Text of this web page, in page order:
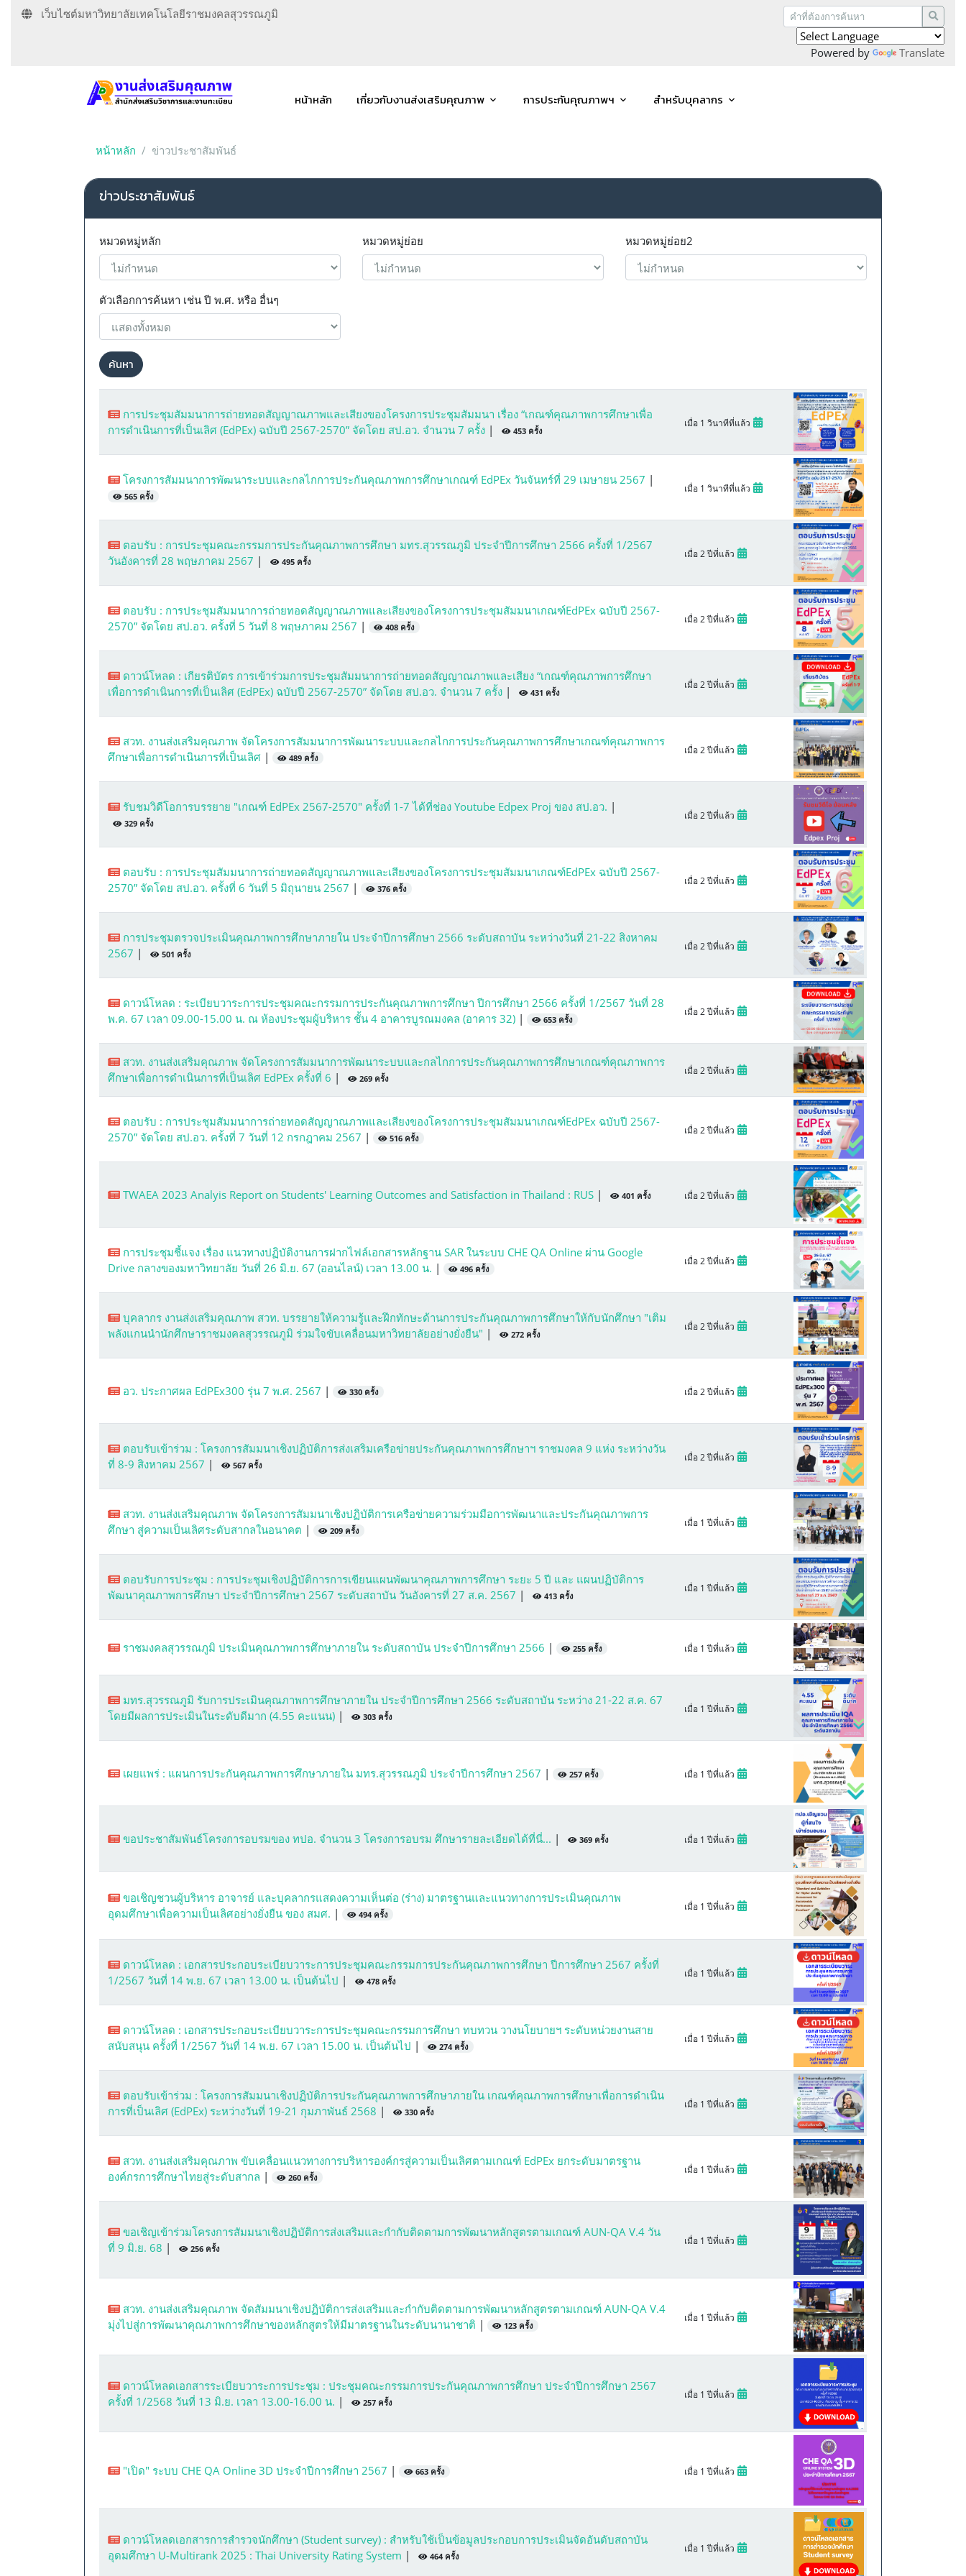
เว็บไซต์มหาวิทยาลัยเทคโนโลยีราชมงคลสุวรรณภูมิ
Powered by Translate
หน้าหลัก เกี่ยวกับงานส่งเสริมคุณภาพ การประกันคุณภาพฯ สำหรับบุคลากร
หน้าหลัก ข่าวประชาสัมพันธ์
ข่าวประชาสัมพันธ์
หมวดหมู่หลัก หมวดหมู่ย่อย หมวดหมู่ย่อย2
ตัวเลือกการค้นหา เช่น ปี พ.ศ. หรือ อื่นๆ
ค้นหา
การประชุมสัมมนาการถ่ายทอดสัญญาณภาพและเสียงของโครงการประชุมสัมมนา เรื่อง “เกณฑ์คุณภาพการศึกษาเพื่อ
การดำเนินการที่เป็นเลิศ (EdPEx) ฉบับปี 2567-2570” จัดโดย สป.อว. จำนวน 7 ครั้ง | 453 ครั้ง
เมื่อ 1 วินาทีที่แล้ว
โครงการสัมมนาการพัฒนาระบบและกลไกการประกันคุณภาพการศึกษาเกณฑ์ EdPEx วันจันทร์ที่ 29 เมษายน 2567 |
565 ครั้ง
เมื่อ 1 วินาทีที่แล้ว
ตอบรับ : การประชุมคณะกรรมการประกันคุณภาพการศึกษา มทร.สุวรรณภูมิ ประจำปีการศึกษา 2566 ครั้งที่ 1/2567
วันอังคารที่ 28 พฤษภาคม 2567 | 495 ครั้ง
เมื่อ 2 ปีที่แล้ว
ตอบรับ : การประชุมสัมมนาการถ่ายทอดสัญญาณภาพและเสียงของโครงการประชุมสัมมนาเกณฑ์EdPEx ฉบับปี 2567-
2570” จัดโดย สป.อว. ครั้งที่ 5 วันที่ 8 พฤษภาคม 2567 | 408 ครั้ง
เมื่อ 2 ปีที่แล้ว
ดาวน์โหลด : เกียรติบัตร การเข้าร่วมการประชุมสัมมนาการถ่ายทอดสัญญาณภาพและเสียง “เกณฑ์คุณภาพการศึกษา
เพื่อการดำเนินการที่เป็นเลิศ (EdPEx) ฉบับปี 2567-2570” จัดโดย สป.อว. จำนวน 7 ครั้ง | 431 ครั้ง
เมื่อ 2 ปีที่แล้ว
สวท. งานส่งเสริมคุณภาพ จัดโครงการสัมมนาการพัฒนาระบบและกลไกการประกันคุณภาพการศึกษาเกณฑ์คุณภาพการ
ศึกษาเพื่อการดำเนินการที่เป็นเลิศ | 489 ครั้ง
เมื่อ 2 ปีที่แล้ว
รับชมวิดีโอการบรรยาย "เกณฑ์ EdPEx 2567-2570" ครั้งที่ 1-7 ได้ที่ช่อง Youtube Edpex Proj ของ สป.อว. |
329 ครั้ง
เมื่อ 2 ปีที่แล้ว
ตอบรับ : การประชุมสัมมนาการถ่ายทอดสัญญาณภาพและเสียงของโครงการประชุมสัมมนาเกณฑ์EdPEx ฉบับปี 2567-
2570” จัดโดย สป.อว. ครั้งที่ 6 วันที่ 5 มิถุนายน 2567 | 376 ครั้ง
เมื่อ 2 ปีที่แล้ว
การประชุมตรวจประเมินคุณภาพการศึกษาภายใน ประจำปีการศึกษา 2566 ระดับสถาบัน ระหว่างวันที่ 21-22 สิงหาคม
2567 | 501 ครั้ง
เมื่อ 2 ปีที่แล้ว
ดาวน์โหลด : ระเบียบวาระการประชุมคณะกรรมการประกันคุณภาพการศึกษา ปีการศึกษา 2566 ครั้งที่ 1/2567 วันที่ 28
พ.ค. 67 เวลา 09.00-15.00 น. ณ ห้องประชุมผู้บริหาร ชั้น 4 อาคารบูรณมงคล (อาคาร 32) | 653 ครั้ง
เมื่อ 2 ปีที่แล้ว
สวท. งานส่งเสริมคุณภาพ จัดโครงการสัมมนาการพัฒนาระบบและกลไกการประกันคุณภาพการศึกษาเกณฑ์คุณภาพการ
ศึกษาเพื่อการดำเนินการที่เป็นเลิศ EdPEx ครั้งที่ 6 | 269 ครั้ง
เมื่อ 2 ปีที่แล้ว
ตอบรับ : การประชุมสัมมนาการถ่ายทอดสัญญาณภาพและเสียงของโครงการประชุมสัมมนาเกณฑ์EdPEx ฉบับปี 2567-
2570” จัดโดย สป.อว. ครั้งที่ 7 วันที่ 12 กรกฎาคม 2567 | 516 ครั้ง
เมื่อ 2 ปีที่แล้ว
TWAEA 2023 Analyis Report on Students' Learning Outcomes and Satisfaction in Thailand : RUS | 401 ครั้ง เมื่อ 2 ปีที่แล้ว
การประชุมชี้แจง เรื่อง แนวทางปฏิบัติงานการฝากไฟล์เอกสารหลักฐาน SAR ในระบบ CHE QA Online ผ่าน Google
Drive กลางของมหาวิทยาลัย วันที่ 26 มิ.ย. 67 (ออนไลน์) เวลา 13.00 น. | 496 ครั้ง
เมื่อ 2 ปีที่แล้ว
บุคลากร งานส่งเสริมคุณภาพ สวท. บรรยายให้ความรู้และฝึกทักษะด้านการประกันคุณภาพการศึกษาให้กับนักศึกษา "เติม
พลังแกนนำนักศึกษาราชมงคลสุวรรณภูมิ ร่วมใจขับเคลื่อนมหาวิทยาลัยอย่างยั่งยืน" | 272 ครั้ง
เมื่อ 2 ปีที่แล้ว
อว. ประกาศผล EdPEx300 รุ่น 7 พ.ศ. 2567 | 330 ครั้ง เมื่อ 2 ปีที่แล้ว
ตอบรับเข้าร่วม : โครงการสัมมนาเชิงปฏิบัติการส่งเสริมเครือข่ายประกันคุณภาพการศึกษาฯ ราชมงคล 9 แห่ง ระหว่างวัน
ที่ 8-9 สิงหาคม 2567 | 567 ครั้ง
เมื่อ 2 ปีที่แล้ว
สวท. งานส่งเสริมคุณภาพ จัดโครงการสัมมนาเชิงปฏิบัติการเครือข่ายความร่วมมือการพัฒนาและประกันคุณภาพการ
ศึกษา สู่ความเป็นเลิศระดับสากลในอนาคต | 209 ครั้ง
เมื่อ 1 ปีที่แล้ว
ตอบรับการประชุม : การประชุมเชิงปฏิบัติการการเขียนแผนพัฒนาคุณภาพการศึกษา ระยะ 5 ปี และ แผนปฏิบัติการ
พัฒนาคุณภาพการศึกษา ประจำปีการศึกษา 2567 ระดับสถาบัน วันอังคารที่ 27 ส.ค. 2567 | 413 ครั้ง
เมื่อ 1 ปีที่แล้ว
ราชมงคลสุวรรณภูมิ ประเมินคุณภาพการศึกษาภายใน ระดับสถาบัน ประจำปีการศึกษา 2566 | 255 ครั้ง เมื่อ 1 ปีที่แล้ว
มทร.สุวรรณภูมิ รับการประเมินคุณภาพการศึกษาภายใน ประจำปีการศึกษา 2566 ระดับสถาบัน ระหว่าง 21-22 ส.ค. 67
โดยมีผลการประเมินในระดับดีมาก (4.55 คะแนน) | 303 ครั้ง
เมื่อ 1 ปีที่แล้ว
เผยแพร่ : แผนการประกันคุณภาพการศึกษาภายใน มทร.สุวรรณภูมิ ประจำปีการศึกษา 2567 | 257 ครั้ง เมื่อ 1 ปีที่แล้ว
ขอประชาสัมพันธ์โครงการอบรมของ ทปอ. จำนวน 3 โครงการอบรม ศึกษารายละเอียดได้ที่นี่... | 369 ครั้ง เมื่อ 1 ปีที่แล้ว
ขอเชิญชวนผู้บริหาร อาจารย์ และบุคลากรแสดงความเห็นต่อ (ร่าง) มาตรฐานและแนวทางการประเมินคุณภาพ
อุดมศึกษาเพื่อความเป็นเลิศอย่างยั่งยืน ของ สมศ. | 494 ครั้ง
เมื่อ 1 ปีที่แล้ว
ดาวน์โหลด : เอกสารประกอบระเบียบวาระการประชุมคณะกรรมการประกันคุณภาพการศึกษา ปีการศึกษา 2567 ครั้งที่
1/2567 วันที่ 14 พ.ย. 67 เวลา 13.00 น. เป็นต้นไป | 478 ครั้ง
เมื่อ 1 ปีที่แล้ว
ดาวน์โหลด : เอกสารประกอบระเบียบวาระการประชุมคณะกรรมการศึกษา ทบทวน วางนโยบายฯ ระดับหน่วยงานสาย
สนับสนุน ครั้งที่ 1/2567 วันที่ 14 พ.ย. 67 เวลา 15.00 น. เป็นต้นไป | 274 ครั้ง
เมื่อ 1 ปีที่แล้ว
ตอบรับเข้าร่วม : โครงการสัมมนาเชิงปฏิบัติการประกันคุณภาพการศึกษาภายใน เกณฑ์คุณภาพการศึกษาเพื่อการดำเนิน
การที่เป็นเลิศ (EdPEx) ระหว่างวันที่ 19-21 กุมภาพันธ์ 2568 | 330 ครั้ง
เมื่อ 1 ปีที่แล้ว
สวท. งานส่งเสริมคุณภาพ ขับเคลื่อนแนวทางการบริหารองค์กรสู่ความเป็นเลิศตามเกณฑ์ EdPEx ยกระดับมาตรฐาน
องค์กรการศึกษาไทยสู่ระดับสากล | 260 ครั้ง
เมื่อ 1 ปีที่แล้ว
ขอเชิญเข้าร่วมโครงการสัมมนาเชิงปฏิบัติการส่งเสริมและกำกับติดตามการพัฒนาหลักสูตรตามเกณฑ์ AUN-QA V.4 วัน
ที่ 9 มิ.ย. 68 | 256 ครั้ง
เมื่อ 1 ปีที่แล้ว
สวท. งานส่งเสริมคุณภาพ จัดสัมมนาเชิงปฏิบัติการส่งเสริมและกำกับติดตามการพัฒนาหลักสูตรตามเกณฑ์ AUN-QA V.4
มุ่งไปสู่การพัฒนาคุณภาพการศึกษาของหลักสูตรให้มีมาตรฐานในระดับนานาชาติ | 123 ครั้ง
เมื่อ 1 ปีที่แล้ว
ดาวน์โหลดเอกสารระเบียบวาระการประชุม : ประชุมคณะกรรมการประกันคุณภาพการศึกษา ประจำปีการศึกษา 2567
ครั้งที่ 1/2568 วันที่ 13 มิ.ย. เวลา 13.00-16.00 น. | 257 ครั้ง
เมื่อ 1 ปีที่แล้ว
"เปิด" ระบบ CHE QA Online 3D ประจำปีการศึกษา 2567 | 663 ครั้ง เมื่อ 1 ปีที่แล้ว
ดาวน์โหลดเอกสารการสำรวจนักศึกษา (Student survey) : สำหรับใช้เป็นข้อมูลประกอบการประเมินจัดอันดับสถาบัน
อุดมศึกษา U-Multirank 2025 : Thai University Rating System | 464 ครั้ง
เมื่อ 1 ปีที่แล้ว